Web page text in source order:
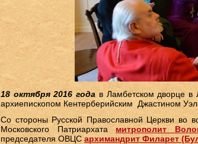
18 октября 2016 года в Ламбетском дворце в
архиепископом Кентерберийским Джастином
Со стороны Русской Православной Церкви во
Московского Патриархата митрополит
председателя ОВЦС архимандрит Филарет